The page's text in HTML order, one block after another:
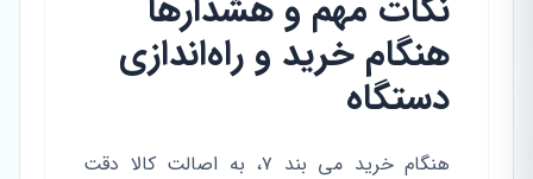
نکات مهم و هشدارها
هنگام خرید و راه‌اندازی
دستگاه
هنگام خرید می بند ۷، به اصالت کالا دقت